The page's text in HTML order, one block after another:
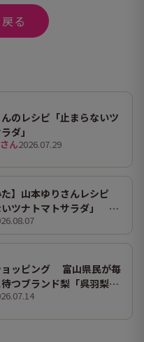
る
のレシピ「止まらないツ
ダ」
ん2026.07.29
た】山本ゆりさんレシピ
いツナトマトサラダ」 ホ
ぎて止まらん
ョッピング 富山県民が毎
つブランド梨「呉羽梨
定100箱を特別販売！